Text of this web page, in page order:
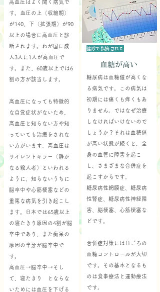
高血圧はよく聞く病気で
す。血圧の上（収縮期）
が140、下（拡張期）が90
以上の場合に高血圧と診
断されます。わが国に成
人3人に1人が高血圧で
す。また、60歳以上では6
割の方が該当します。
高血圧になっても特徴的
な自覚症状がないため、
高血圧と知らない方や知
っていても治療をされな
い方がいます。高血圧は
サイレントキラー（静か
なる殺人者）といわれる
ように、知らないうちに
脳卒中や心筋梗塞などの
重篤な病気を引き起こし
ます。日本では65歳以上
の寝たきり原因の4割が脳
卒中であり、また痴呆の
原因の半分が脳卒中で
す。
高血圧→脳卒中→そし
て、寝たきり とならな
いためには血圧を下げる
健診で指摘された
血糖が高い
糖尿病は血糖値が高くな
る病気です。この病気は
初期には痛くも痒くもあ
りません。ではなぜ治療
しなければいけないので
しょうか？それは血糖値
が高い状態が続くと、全
身の血管に障害を起こ
し、さまざまな合併症を
起こすからです。
糖尿病性網膜症、糖尿病
性腎症、糖尿病性神経障
害、脳梗塞、心筋梗塞な
どです。
合併症対策には日ごろの
血糖コントロールが大切
です。その基本となるも
のは食事療法と運動療法
です。